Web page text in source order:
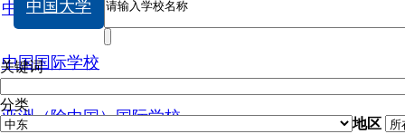
中国大学
中国国际学校
亚洲（除中国）国际学校
中国大学
关键词
分类
地区